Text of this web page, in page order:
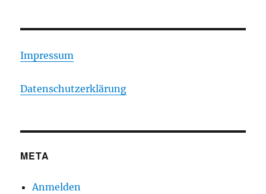
Impressum
Datenschutzerklärung
META
Anmelden